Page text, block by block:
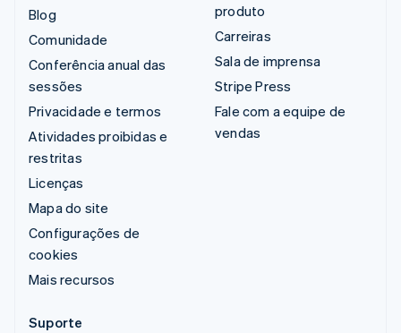
Blog
Comunidade
Conferência anual das
sessões
Privacidade e termos
Atividades proibidas e
restritas
Licenças
Mapa do site
Configurações de
cookies
Mais recursos
produto
Carreiras
Sala de imprensa
Stripe Press
Fale com a equipe de
vendas
Suporte